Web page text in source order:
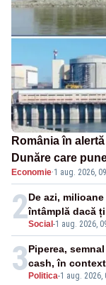
România în
Dunăre care
cunoscută de pe
Economie·1 aug. 2026,
2Social -1 aug. 2026,
De azi,
întâmplă dacă
3 Politica-1 aug. 2026,
Piperea,
cash, în